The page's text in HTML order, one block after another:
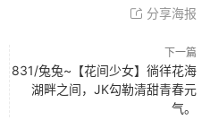
分享海报
下一篇
831/兔兔~【花间少女】徜徉花海
湖畔之间，JK勾勒清甜青春元
气。